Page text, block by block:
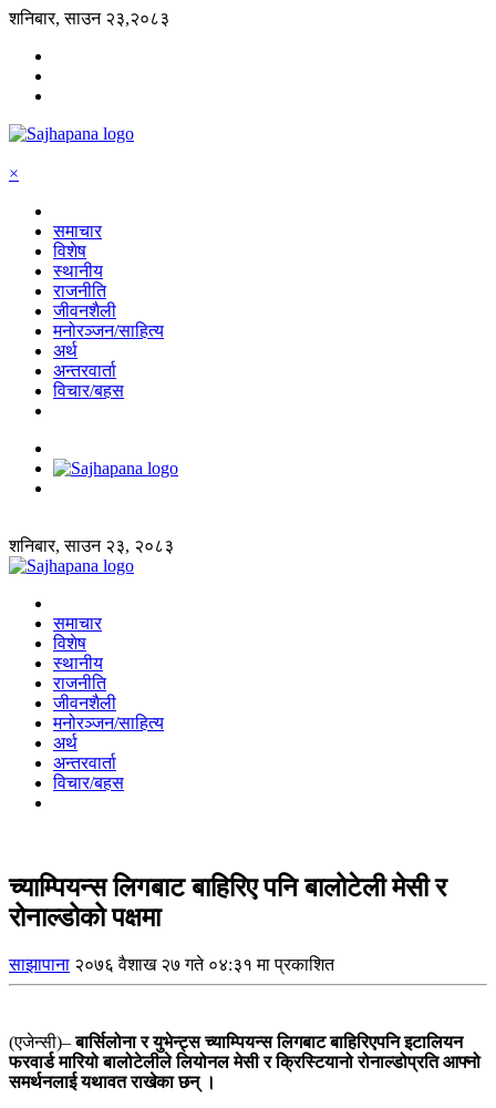
शनिबार, साउन २३,२०८३
×
समाचार
विशेष
स्थानीय
राजनीति
जीवनशैली
मनोरञ्जन/साहित्य
अर्थ
अन्तरवार्ता
विचार/बहस
शनिबार, साउन २३, २०८३
समाचार
विशेष
स्थानीय
राजनीति
जीवनशैली
मनोरञ्जन/साहित्य
अर्थ
अन्तरवार्ता
विचार/बहस
च्याम्पियन्स लिगबाट बाहिरिए पनि बालोटेली मेसी र
रोनाल्डोको पक्षमा
साझापाना २०७६ वैशाख २७ गते ०४:३१ मा प्रकाशित
(एजेन्सी)–बार्सिलोना र युभेन्ट्स च्याम्पियन्स लिगबाट बाहिरिएपनि इटालियन
फरवार्ड मारियो बालोटेलीले लियोनल मेसी र क्रिस्टियानो रोनाल्डोप्रति आफ्नो
समर्थनलाई यथावत राखेका छन् ।